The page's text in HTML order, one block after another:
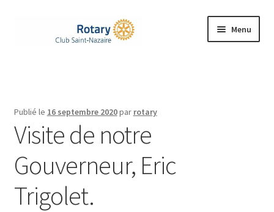
Menu
Notre Club
Nos Actions
Rejoignez-nous
Publié le 16 septembre 2020par rotary
Visite de notre
Gouverneur, Eric
Trigolet.